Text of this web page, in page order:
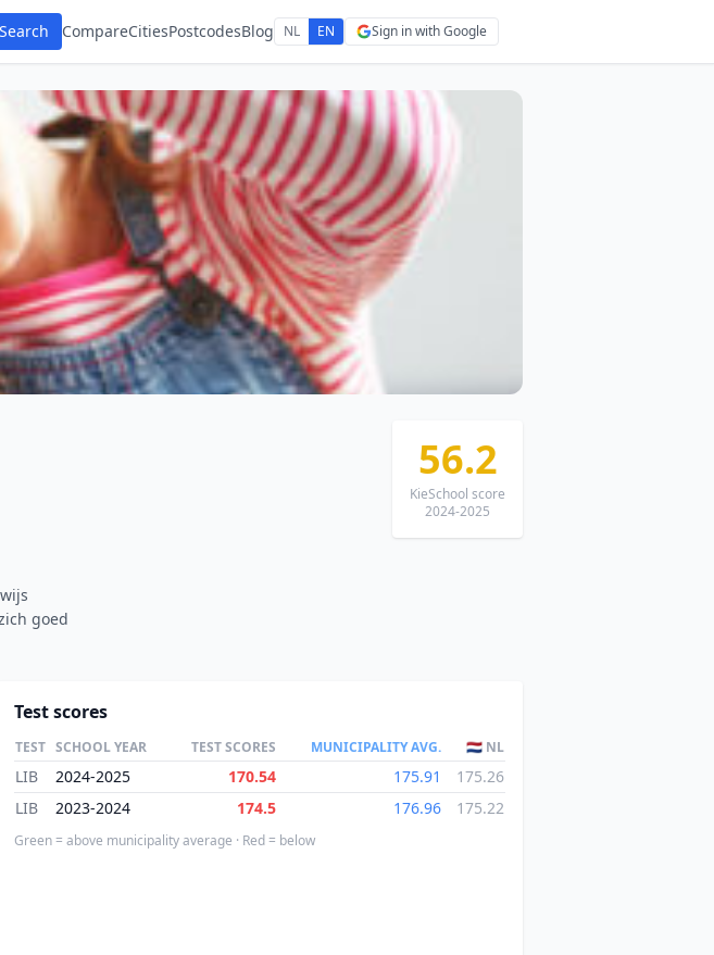
Search CompareCitiesPostcodesBlog NL EN Sign in with Google
goed
56.2
KieSchool score
2024-2025
Test scores
TEST SCHOOL YEAR TEST SCORES MUNICIPALITY AVG. 🇳🇱 NL
LIB 2024-2025 170.54 175.91
175.26
LIB
2023-2024 174.5 176.96 175.22
Green = above municipality average · Red = below